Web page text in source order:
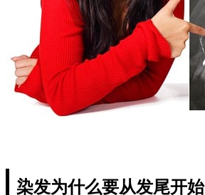
染发为什么要从发尾开始